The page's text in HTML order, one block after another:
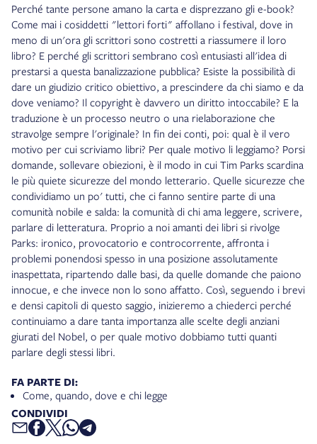
Perché tante persone amano la carta e disprezzano gli e-book?
Come mai i cosiddetti "lettori forti" affollano i festival, dove in
meno di un'ora gli scrittori sono costretti a riassumere il loro
libro? E perché gli scrittori sembrano così entusiasti all'idea di
prestarsi a questa banalizzazione pubblica? Esiste la possibilità di
dare un giudizio critico obiettivo, a prescindere da chi siamo e da
dove veniamo? Il copyright è davvero un diritto intoccabile? E la
traduzione è un processo neutro o una rielaborazione che
stravolge sempre l'originale? In fin dei conti, poi: qual è il vero
motivo per cui scriviamo libri? Per quale motivo li leggiamo? Porsi
domande, sollevare obiezioni, è il modo in cui Tim Parks scardina
le più quiete sicurezze del mondo letterario. Quelle sicurezze che
condividiamo un po' tutti, che ci fanno sentire parte di una
comunità nobile e salda: la comunità di chi ama leggere, scrivere,
parlare di letteratura. Proprio a noi amanti dei libri si rivolge
Parks: ironico, provocatorio e controcorrente, affronta i
problemi ponendosi spesso in una posizione assolutamente
inaspettata, ripartendo dalle basi, da quelle domande che paiono
innocue, e che invece non lo sono affatto. Così, seguendo i brevi
e densi capitoli di questo saggio, inizieremo a chiederci perché
continuiamo a dare tanta importanza alle scelte degli anziani
giurati del Nobel, o per quale motivo dobbiamo tutti quanti
parlare degli stessi libri.
FA PARTE DI:
Come, quando, dove e chi legge
CONDIVIDI